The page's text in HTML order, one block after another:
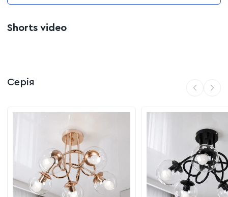
Shorts video
Серія